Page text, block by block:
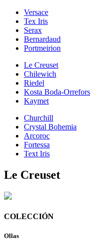
Versace
Tex Iris
Serax
Bernardaud
Portmeirion
Le Creuset
Chilewich
Riedel
Kosta Boda-Orrefors
Kaymet
Churchill
Crystal Bohemia
Arcoroc
Fortessa
Text Iris
Le Creuset
COLECCIÓN
Ollas